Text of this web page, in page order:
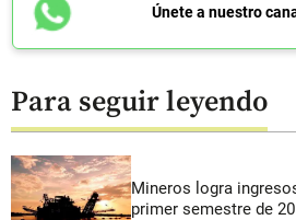
Únete a nuestro
Para seguir leyendo
Mineros logra
primer semestre de